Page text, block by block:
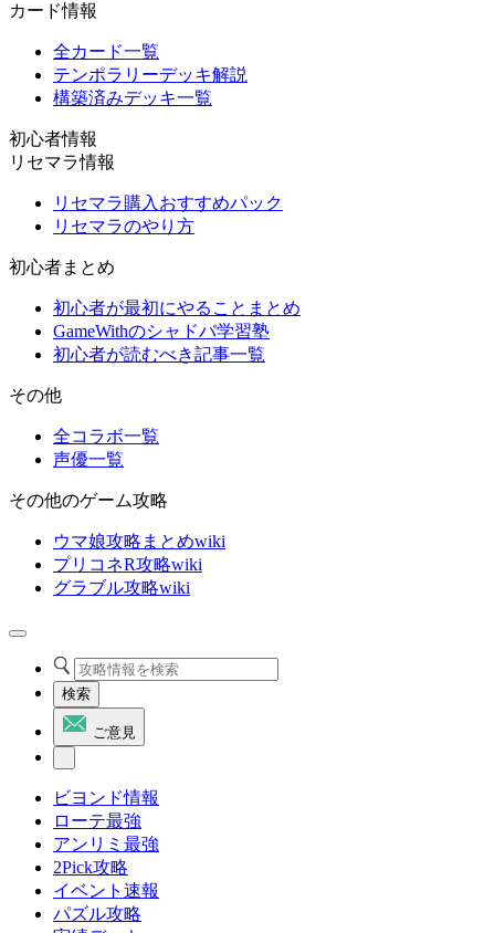
カード情報
全カード一覧
テンポラリーデッキ解説
構築済みデッキ一覧
初心者情報
リセマラ情報
リセマラ購入おすすめパック
リセマラのやり方
初心者まとめ
初心者が最初にやることまとめ
GameWithのシャドバ学習塾
初心者が読むべき記事一覧
その他
全コラボ一覧
声優一覧
その他のゲーム攻略
ウマ娘攻略まとめwiki
プリコネR攻略wiki
グラブル攻略wiki
検索
ご意見
ビヨンド情報
ローテ最強
アンリミ最強
2Pick攻略
イベント速報
パズル攻略